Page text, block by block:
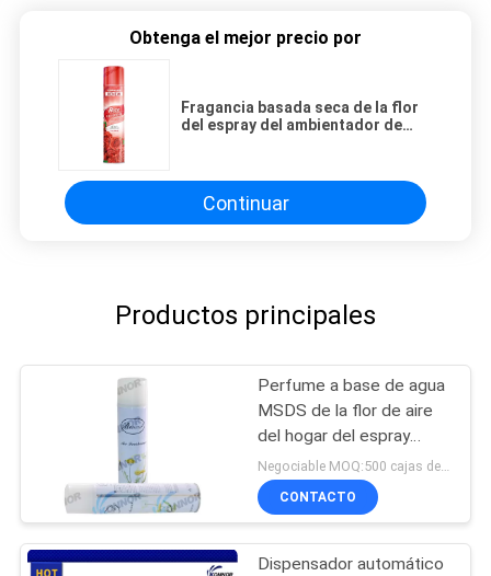
Obtenga el mejor precio por
Fragancia basada seca de la flor
del espray del ambientador de
Continuar
Productos principales
Perfume a base de agua
MSDS de la flor de aire
del hogar del espray
duradero del
ambientador
Negociable MOQ:500 cajas de cartón
CONTACTO
Dispensador automático